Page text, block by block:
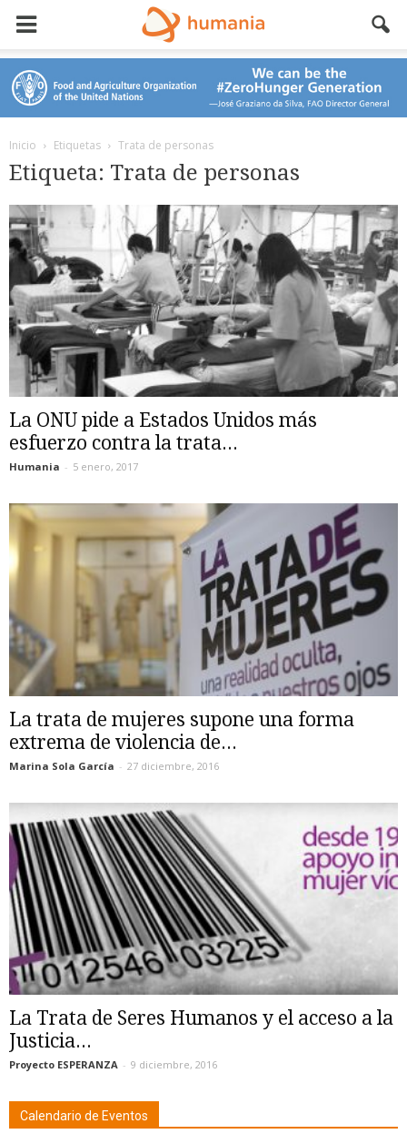
Inicio Etiquetas Trata de personas
Etiqueta: Trata de personas
La ONU pide a Estados Unidos más
esfuerzo contra la trata...
Humania - 5 enero, 2017
La trata de mujeres supone una forma
extrema de violencia de...
Marina Sola García - 27 diciembre, 2016
La Trata de Seres Humanos y el acceso a la
Justicia...
Proyecto ESPERANZA - 9 diciembre, 2016
Calendario de Eventos